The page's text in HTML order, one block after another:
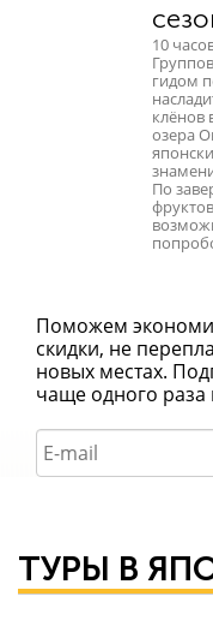
10
гидом
клёнов
озера
По
Поможем
скидки, не
новых местах.
чаще одного раза
ТУРЫ В